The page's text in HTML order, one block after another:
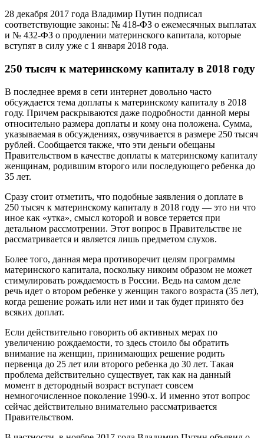
28 декабря 2017 года Владимир Путин подписал
соответствующие законы: № 418-ФЗ о ежемесячных выплатах
и № 432-ФЗ о продлении материнского капитала, которые
вступят в силу уже с 1 января 2018 года.
250 тысяч к материнскому капиталу в 2018 году
В последнее время в сети интернет довольно часто
обсуждается тема доплаты к материнскому капиталу в 2018
году. Причем раскрываются даже подробности данной меры
относительно размера доплаты и кому она положена. Сумма,
указываемая в обсуждениях, озвучивается в размере 250 тысяч
рублей. Сообщается также, что эти деньги обещаны
Правительством в качестве доплаты к материнскому капиталу
женщинам, родившим второго или последующего ребенка до
35 лет.
Сразу стоит отметить, что подобные заявления о доплате в
250 тысяч к материнскому капиталу в 2018 году — это ни что
иное как «утка», смысл которой и вовсе теряется при
детальном рассмотрении. Этот вопрос в Правительстве не
рассматривается и является лишь предметом слухов.
Более того, данная мера противоречит целям программы
материнского капитала, поскольку никоим образом не может
стимулировать рождаемость в России. Ведь на самом деле
речь идет о втором ребенке у женщин такого возраста (35 лет),
когда решение рожать или нет ими и так будет принято без
всяких доплат.
Если действительно говорить об активных мерах по
увеличению рождаемости, то здесь стоило бы обратить
внимание на женщин, принимающих решение родить
первенца до 25 лет или второго ребенка до 30 лет. Такая
проблема действительно существует, так как на данный
момент в детородный возраст вступает совсем
немногочисленное поколение 1990-х. И именно этот вопрос
сейчас действительно внимательно рассматривается
Правительством.